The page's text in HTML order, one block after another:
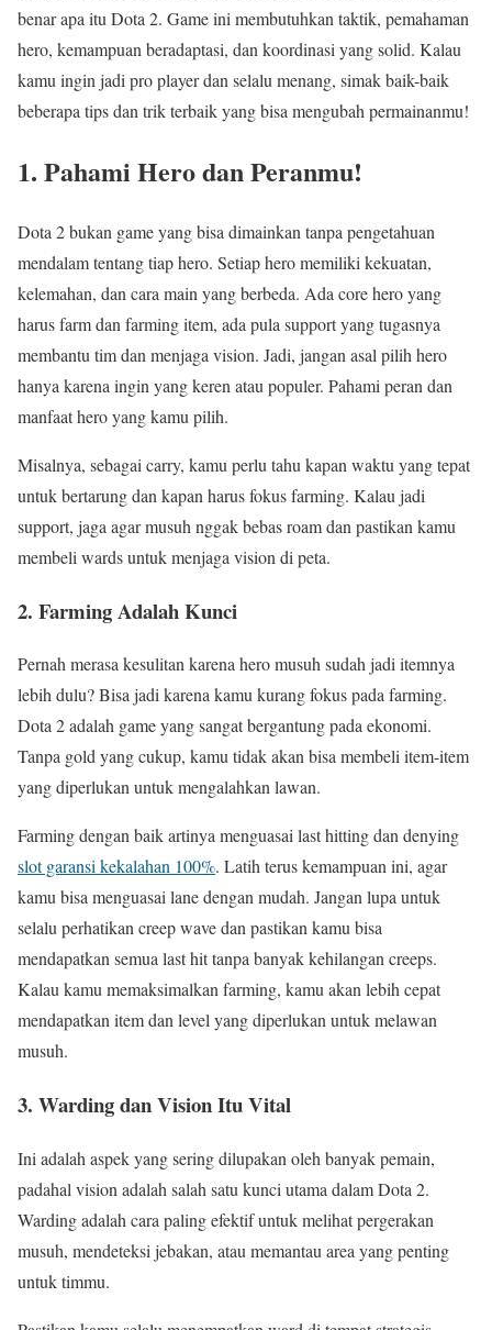
benar apa itu Dota 2. Game ini membutuhkan taktik, pemahaman
hero, kemampuan beradaptasi, dan koordinasi yang solid. Kalau
kamu ingin jadi pro player dan selalu menang, simak baik-baik
beberapa tips dan trik terbaik yang bisa mengubah permainanmu!
1. Pahami Hero dan Peranmu!
Dota 2 bukan game yang bisa dimainkan tanpa pengetahuan
mendalam tentang tiap hero. Setiap hero memiliki kekuatan,
kelemahan, dan cara main yang berbeda. Ada core hero yang
harus farm dan farming item, ada pula support yang tugasnya
membantu tim dan menjaga vision. Jadi, jangan asal pilih hero
hanya karena ingin yang keren atau populer. Pahami peran dan
manfaat hero yang kamu pilih.
Misalnya, sebagai carry, kamu perlu tahu kapan waktu yang tepat
untuk bertarung dan kapan harus fokus farming. Kalau jadi
support, jaga agar musuh nggak bebas roam dan pastikan kamu
membeli wards untuk menjaga vision di peta.
2. Farming Adalah Kunci
Pernah merasa kesulitan karena hero musuh sudah jadi itemnya
lebih dulu? Bisa jadi karena kamu kurang fokus pada farming.
Dota 2 adalah game yang sangat bergantung pada ekonomi.
Tanpa gold yang cukup, kamu tidak akan bisa membeli item-item
yang diperlukan untuk mengalahkan lawan.
Farming dengan baik artinya menguasai last hitting dan denying
slot garansi kekalahan 100%. Latih terus kemampuan ini, agar
kamu bisa menguasai lane dengan mudah. Jangan lupa untuk
selalu perhatikan creep wave dan pastikan kamu bisa
mendapatkan semua last hit tanpa banyak kehilangan creeps.
Kalau kamu memaksimalkan farming, kamu akan lebih cepat
mendapatkan item dan level yang diperlukan untuk melawan
musuh.
3. Warding dan Vision Itu Vital
Ini adalah aspek yang sering dilupakan oleh banyak pemain,
padahal vision adalah salah satu kunci utama dalam Dota 2.
Warding adalah cara paling efektif untuk melihat pergerakan
musuh, mendeteksi jebakan, atau memantau area yang penting
untuk timmu.